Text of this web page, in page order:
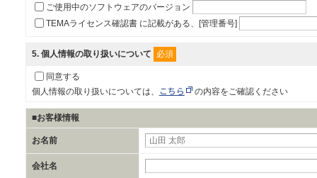
ご使用中のソフトウェアのバージョン
TEMAライセンス確認書 に記載がある、[管理番号]
5. 個人情報の取り扱いについて 必須
同意する
個人情報の取り扱いについては、
こちら の内容をご確認ください
■お客様情報
お名前
会社名